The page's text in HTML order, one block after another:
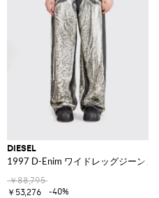
DIESEL
1997 D-Enim ワイドレッグジーンズ
￥88,795
￥53,276
-40%